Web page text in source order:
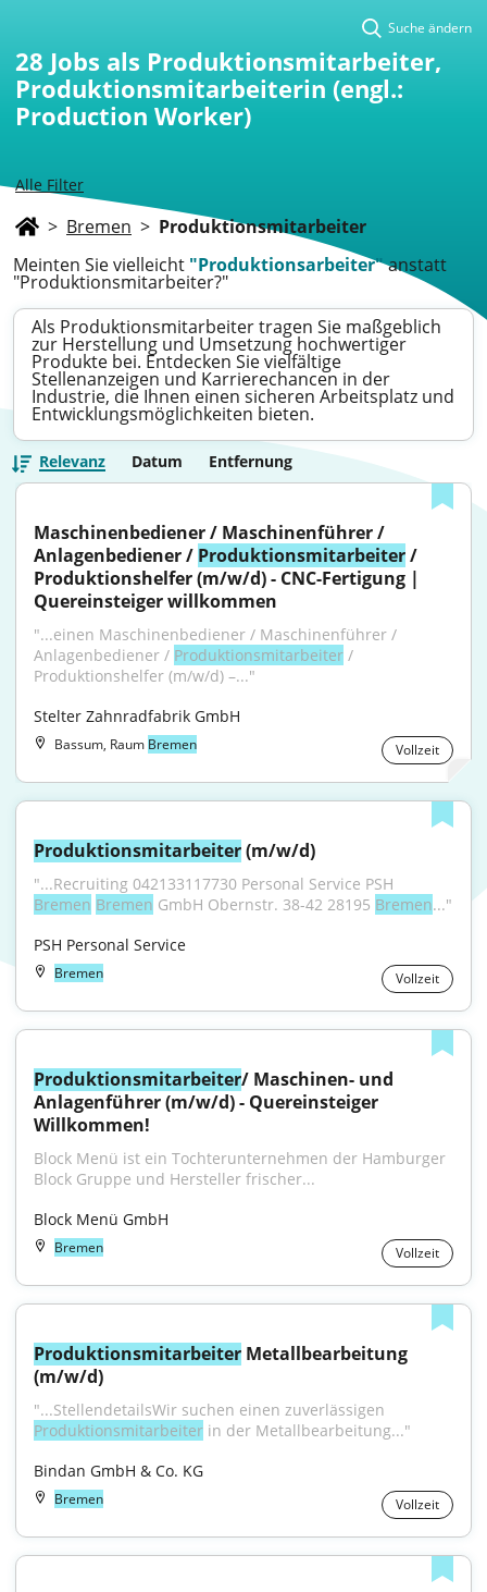
Alle Filter
Suche ändern
28 Jobs als Produktionsmitarbeiter,
Produktionsmitarbeiterin (engl.:
Production Worker)
> Bremen > Produktionsmitarbeiter
Meinten Sie vielleicht "Produktionsarbeiter"anstatt
"Produktionsmitarbeiter?"
Als Produktionsmitarbeiter tragen Sie maßgeblich
zur Herstellung und Umsetzung hochwertiger
Produkte bei. Entdecken Sie vielfältige
Stellenanzeigen und Karrierechancen in der
Industrie, die Ihnen einen sicheren Arbeitsplatz und
Entwicklungsmöglichkeiten bieten.
Relevanz Datum Entfernung
Maschinenbediener / Maschinenführer /
Anlagenbediener / Produktionsmitarbeiter /
Produktionshelfer (m/w/d) - CNC-Fertigung |
Quereinsteiger willkommen
"...einen Maschinenbediener / Maschinenführer /
Anlagenbediener / Produktionsmitarbeiter /
Produktionshelfer (m/w/d) –..."
Stelter Zahnradfabrik GmbH
Bassum, Raum Bremen Vollzeit
Produktionsmitarbeiter (m/w/d)
Bremen Bremen GmbH Obernstr. 38-42 28195 Bremen..."
PSH Personal Service
Bremen Vollzeit
Produktionsmitarbeiter/ Maschinen- und
Anlagenführer (m/w/d) - Quereinsteiger
Willkommen!
Block Menü ist ein Tochterunternehmen der Hamburger
Block Gruppe und Hersteller frischer...
Block Menü GmbH
Bremen Vollzeit
Produktionsmitarbeiter Metallbearbeitung
(m/w/d)
Produktionsmitarbeiter in der Metallbearbeitung..."
Bindan GmbH & Co. KG
Bremen Vollzeit